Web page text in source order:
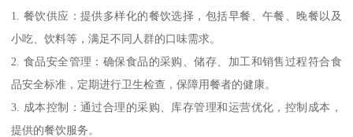
1. 餐饮供应：提供多样化的餐饮选择，包括早餐、午餐、晚餐以及
小吃、饮料等，满足不同人群的口味需求。
2. 食品安全管理：确保食品的采购、储存、加工和销售过程符合食
品安全标准，定期进行卫生检查，保障用餐者的健康。
3. 成本控制：通过合理的采购、库存管理和运营优化，控制成本，
提供的餐饮服务。